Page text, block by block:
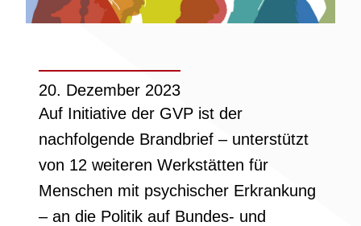
20. Dezember 2023
Auf Initiative der GVP ist der
nachfolgende Brandbrief – unterstützt
von 12 weiteren Werkstätten für
Menschen mit psychischer Erkrankung
– an die Politik auf Bundes- und